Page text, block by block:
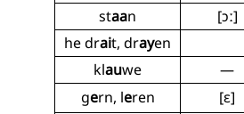
staan [ɔː]
he drait, drayen
klauwe —
gern, leren [ɛ]